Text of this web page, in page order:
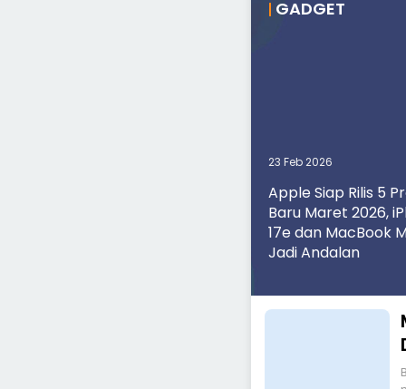
GADGET
23 Feb 2026
Apple Siap Rilis 5
Baru Maret 2026,
17e dan MacBook
Jadi Andalan